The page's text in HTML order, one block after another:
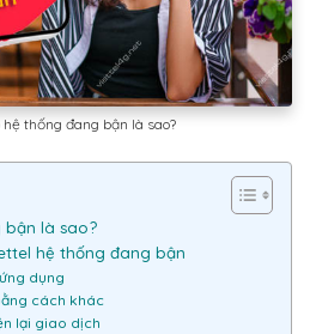
thống đang bận là sao?
bận là sao?
hệ thống đang bận
dụng
cách khác
lại giao dịch